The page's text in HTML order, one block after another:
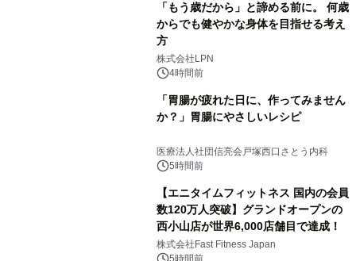
「もう歳だから」と諦める前に。 何歳
からでも健やかな身体を目指せる考え
方
株式会社LPN
4時間前
「胃腸が疲れた日に、作ってみません
か？」胃腸にやさしいレシピ
医療法人社団信亮会戸塚西口さとう内科
5時間前
【エニタイムフィットネス 国内の会員
数120万人突破】グランドオープンの
西小山店が世界6,000店舗目で達成！
株式会社Fast Fitness Japan
5時間前